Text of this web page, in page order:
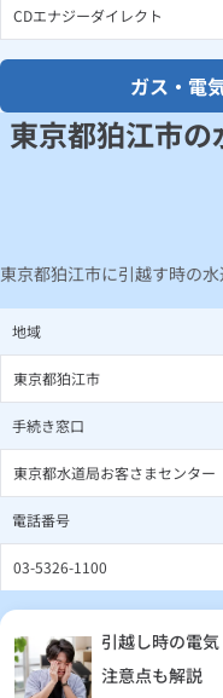
CDエナジーダイレクト
ガス・電
東京都狛江市
東京都狛江市に引越す時の
地域
東京都狛江市
手続き窓口
東京都水道局お客さまセンター
電話番号
03-5326-1100
引越し時の電
注意点も解説